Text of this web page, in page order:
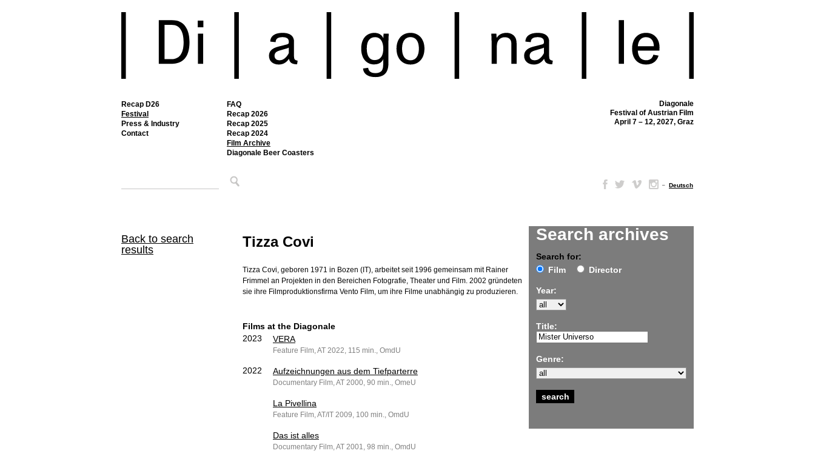
Recap D26
Festival
FAQ
Recap 2026
Recap 2025
Recap 2024
Film Archive
Diagonale Beer Coasters
Press & Industry
Contact
Diagonale
Festival of Austrian Film
April 7 – 12, 2027, Graz
– Deutsch
Back to search
results
Search archives
Search for:
Film
Director
Year:
Title:
Genre:
Tizza Covi
Tizza Covi, geboren 1971 in Bozen (IT), arbeitet seit 1996 gemeinsam mit Rainer
Frimmel an Projekten in den Bereichen Fotografie, Theater und Film. 2002 gründeten
sie ihre Filmproduktionsfirma Vento Film, um ihre Filme unabhängig zu produzieren.
Films at the Diagonale
2023
VERA
Feature Film, AT 2022, 115 min., OmdU
2022 Aufzeichnungen aus dem Tiefparterre
Documentary Film, AT 2000, 90 min., OmeU
La Pivellina
Feature Film, AT/IT 2009, 100 min., OmdU
Das ist alles
Documentary Film, AT 2001, 98 min., OmdU